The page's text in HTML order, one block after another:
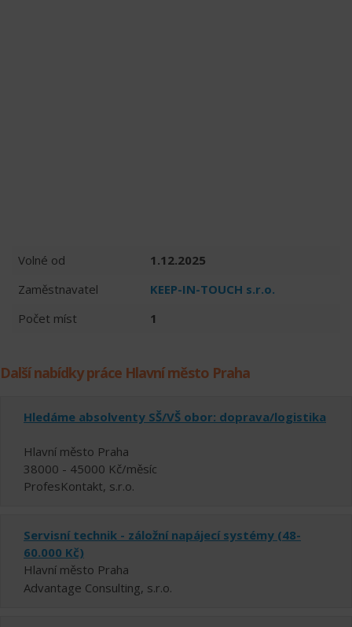
Volné od
1.12.2025
Zaměstnavatel
KEEP-IN-TOUCH s.r.o.
Počet míst
1
Další nabídky práce Hlavní město Praha
Hledáme absolventy SŠ/VŠ obor: doprava/logistika
Hlavní město Praha
38000 - 45000 Kč/měsíc
ProfesKontakt, s.r.o.
Servisní technik - záložní napájecí systémy (48-
60.000 Kč)
Hlavní město Praha
Advantage Consulting, s.r.o.